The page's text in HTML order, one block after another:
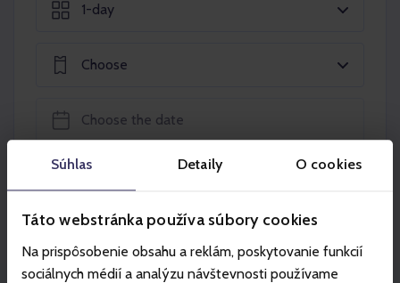
Súhlas Detaily O cookies
Táto webstránka používa súbory cookies
Na prispôsobenie obsahu a reklám, poskytovanie funkcií
sociálnych médií a analýzu návštevnosti používame
1-day
Choose